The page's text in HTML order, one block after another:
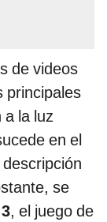
de videos
principales
a la luz
en el
se
, el juego de